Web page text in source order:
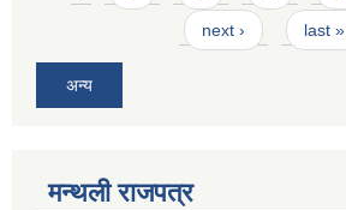
next › last »
अन्य
मन्थली राजपत्र